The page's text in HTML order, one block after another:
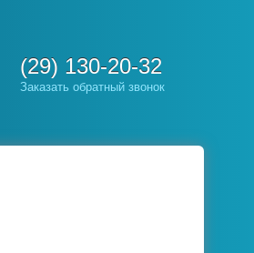
(29) 130-20-32
Заказать обратный звонок